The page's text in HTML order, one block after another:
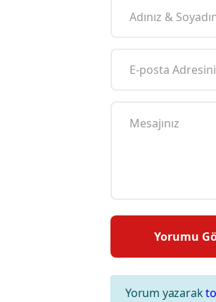
Yorum yazarak